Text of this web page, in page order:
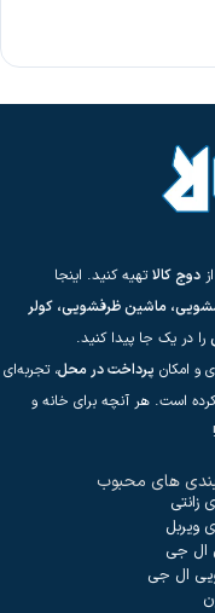
دوج کالاتهیه کنید. اینجا
ماشین ظرفشویی، کولر
را در یک جا پیدا کنید.
و امکان پرداخت در محل، تجربه‌ای
است. هر آنچه برای خانه و
های محبوب
زانتی
ویربل
ال جی
ال جی